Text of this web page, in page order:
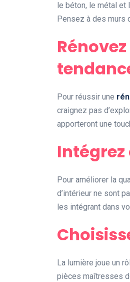
le béton, le métal et
Pensez à des murs
Pour réussir une
craignez pas
apporteront une
Pour améliorer la
d’intérieur ne sont
les intégrant dans
La lumière joue un
pièces maîtresses